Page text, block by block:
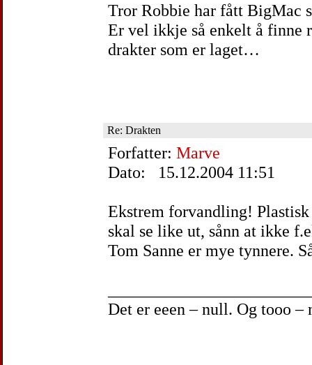
Tror Robbie har fått BigMac
Er vel ikkje så enkelt å finne
drakter som er laget…
Re: Drakten
Forfatter: Marve
Dato: 15.12.2004 11:51
Ekstrem forvandling!
skal se like ut, sånn at ikke
Tom Sanne er mye tynnere.
Det er eeen – null. Og tooo